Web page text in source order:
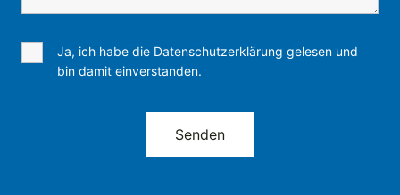
Ja, ich habe die Datenschutzerklärung gelesen und
bin damit einverstanden.